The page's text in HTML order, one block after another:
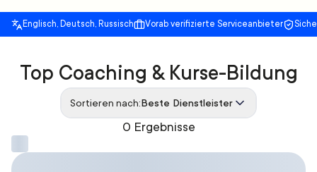
Englisch, Deutsch, Russisch Vorab verifizierte Serviceanbieter
0 Ergebnisse
Top Coaching & Kurse-Bildung
Sortieren nach:Beste Dienstleister